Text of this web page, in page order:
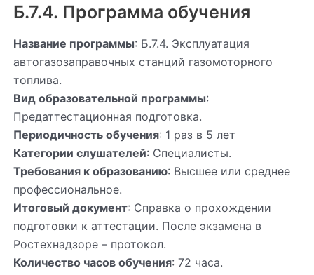
Б.7.4. Программа обучения
Название программы: Б.7.4. Эксплуатация
автогазозаправочных станций газомоторного
топлива.
Вид образовательной программы:
Предаттестационная подготовка.
Периодичность обучения: 1 раз в 5 лет
Категории слушателей: Специалисты.
Требования к образованию: Высшее или среднее
профессиональное.
Итоговый документ: Справка о прохождении
подготовки к аттестации. После экзамена в
Ростехнадзоре – протокол.
Количество часов обучения: 72 часа.